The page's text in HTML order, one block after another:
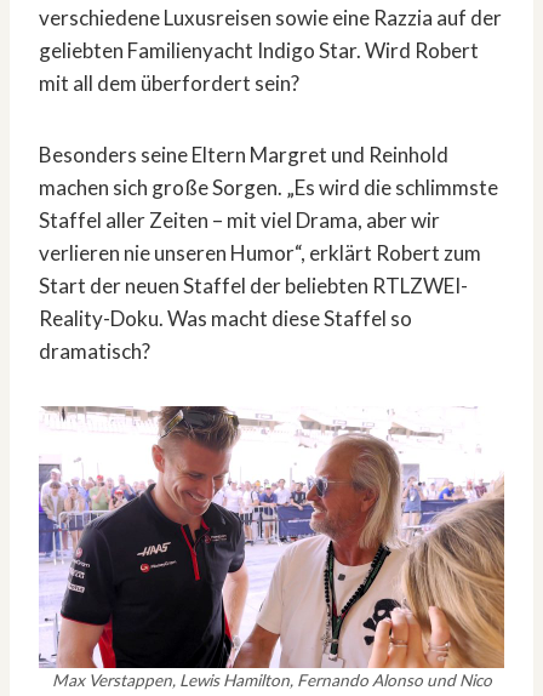
verschiedene Luxusreisen sowie eine Razzia auf der
geliebten Familienyacht Indigo Star. Wird Robert
mit all dem überfordert sein?
Besonders seine Eltern Margret und Reinhold
machen sich große Sorgen. „Es wird die schlimmste
Staffel aller Zeiten – mit viel Drama, aber wir
verlieren nie unseren Humor“, erklärt Robert zum
Start der neuen Staffel der beliebten RTLZWEI-
Reality-Doku. Was macht diese Staffel so
dramatisch?
Max Verstappen, Lewis Hamilton, Fernando Alonso und Nico